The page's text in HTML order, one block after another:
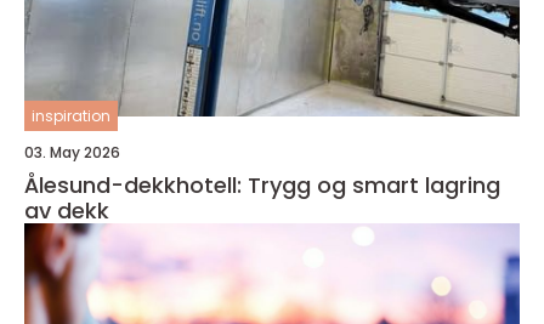
inspiration
03. May 2026
Ålesund-dekkhotell: Trygg og smart lagring
av dekk